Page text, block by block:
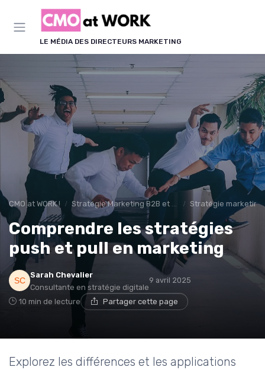
LE MÉDIA DES DIRECTEURS MARKETING
CMO at WORK ! Stratégie Marketing B2B et B2C Stratégie marketing
Comprendre les stratégies
push et pull en marketing
Sarah Chevalier
Consultante en stratégie digitale
9 avril 2025
10 min de lecture Partager cette page
Explorez les différences et les applications
Panneau de gestion des cookies